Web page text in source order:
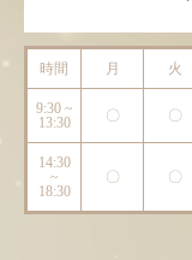
時間 月 火
9:30 ~
13:30
〇 〇
14:30
~
18:30
〇 〇